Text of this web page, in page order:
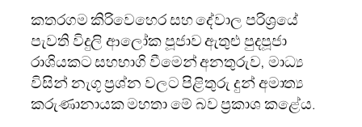
කතරගම කිරිවෙහෙර සහ දේවාල පරිශ්‍රයේ
පැවති විදුලි ආලෝක පූජාව ඇතුළු පුදපූජා
රාශියකට සහභාගි වීමෙන් අනතුරුව, මාධ්‍ය
විසින් නැගූ ප්‍රශ්න වලට පිළිතුරු දුන් අමාත්‍ය
කරුණානායක මහතා මේ බව ප්‍රකාශ කළේය.